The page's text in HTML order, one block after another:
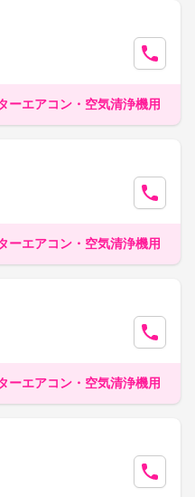
ーエアコン・空気清浄機用
ーエアコン・空気清浄機用
ーエアコン・空気清浄機用